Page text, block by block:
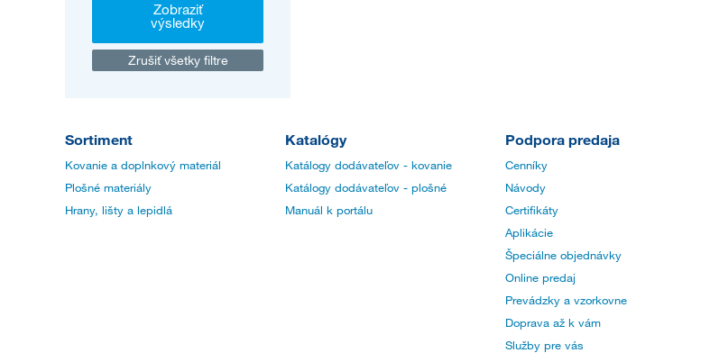
Zobraziť
výsledky
Zrušiť všetky filtre
Sortiment
Kovanie a doplnkový materiál
Plošné materiály
Hrany, lišty a lepidlá
Katalógy
Katálogy dodávateľov - kovanie
Katálogy dodávateľov - plošné
Manuál k portálu
Podpora predaja
Cenníky
Návody
Certifikáty
Aplikácie
Špeciálne objednávky
Online predaj
Prevádzky a vzorkovne
Doprava až k vám
Služby pre vás